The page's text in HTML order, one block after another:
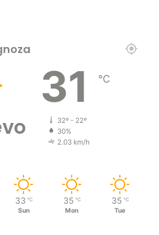
31 ℃
32º - 22º
30%
2.03 km/h
33 ℃
Sun
35 ℃
Mon
35 ℃
Tue